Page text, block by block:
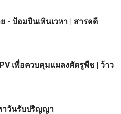
- ป้อมปืนเหินเวหา | สารคดี
เพื่อควบคุมแมลงศัตรูพืช | ว้าว
าวันรับปริญญา